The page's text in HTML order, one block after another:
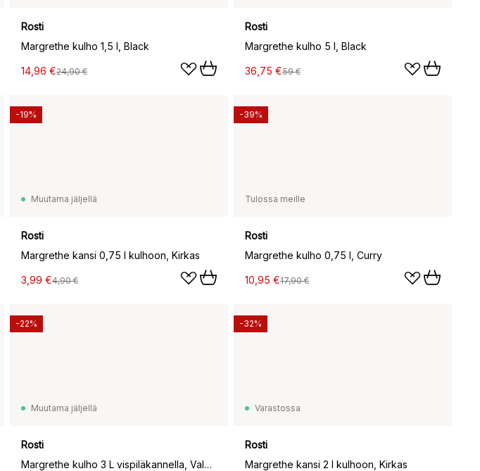
Rosti
Margrethe kulho 1,5 l, Black
14,96 €24,90 €
Rosti
Margrethe kulho 5 l, Black
36,75 €59 €
Muutama jäljellä
Rosti
Margrethe kansi 0,75 l kulhoon, Kirkas
3,99 €4,90 €
-19%
Tulossa meille
Rosti
Margrethe kulho 0,75 l, Curry
10,95 €17,90 €
-39%
Muutama jäljellä
Rosti
Margrethe kulho 3 L vispiläkannella, Valkoinen
-22%
Varastossa
Rosti
Margrethe kansi 2 l kulhoon, Kirkas
-32%